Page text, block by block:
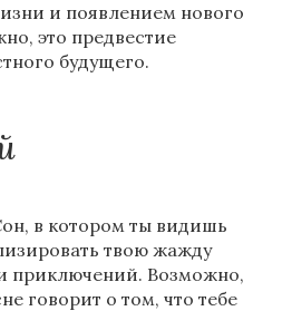
и появлением нового
это предвестие
будущего.
в котором ты видишь
твою жажду
приключений. Возможно,
говорит о том, что тебе